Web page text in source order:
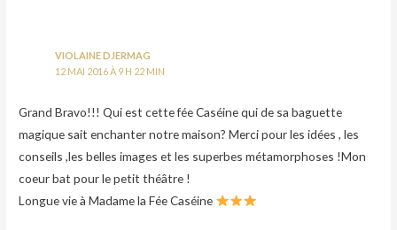
VIOLAINE DJERMAG
12 MAI 2016 À 9 H 22 MIN
Grand Bravo!!! Qui est cette fée Caséine qui de sa baguette
magique sait enchanter notre maison? Merci pour les idées , les
conseils ,les belles images et les superbes métamorphoses !Mon
coeur bat pour le petit théâtre !
Longue vie à Madame la Fée Caséine